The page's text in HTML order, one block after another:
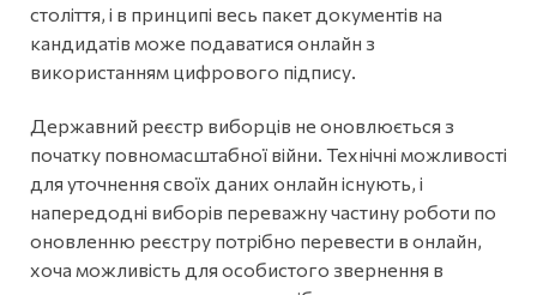
століття, і в принципі весь пакет документів на
кандидатів може подаватися онлайн з
використанням цифрового підпису.
Державний реєстр виборців не оновлюється з
початку повномасштабної війни. Технічні можливості
для уточнення своїх даних онлайн існують, і
напередодні виборів переважну частину роботи по
оновленню реєстру потрібно перевести в онлайн,
хоча можливість для особистого звернення в